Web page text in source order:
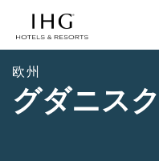
欧州
グダニス